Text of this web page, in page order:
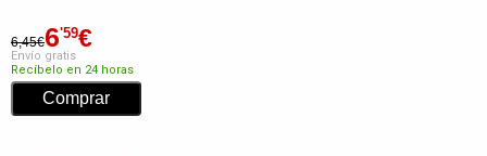
6,45€6'59€
Envío gratis
Recíbelo en 24 horas